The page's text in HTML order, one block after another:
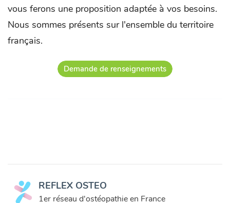
vous ferons une proposition adaptée à vos besoins.
Nous sommes présents sur l'ensemble du territoire
français.
Demande de renseignements
REFLEX OSTEO
1er réseau d'ostéopathie en France